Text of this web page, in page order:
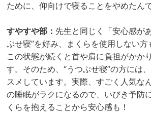
ために、仰向けで寝ることをやめたん
すやすや部： 先生と同じく「安心感が
ぶせ寝”を好み、まくらを使用しない方
この状態が続くと首や肩に負担がかか
す。そのため、“うつぶせ寝”の方には
スメしています。実際、すごく人気な
の睡眠がラクになるので、いびき予防
くらを抱えることから安心感も！